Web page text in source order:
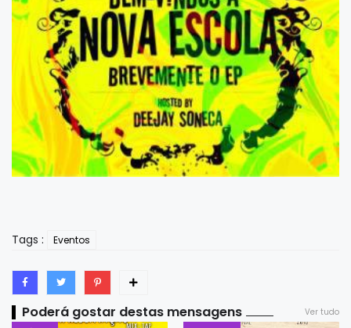
Tags : Eventos
Poderá gostar destas mensagens Ver tudo